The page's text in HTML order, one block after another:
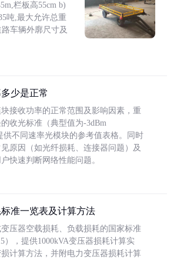
栏板高55cm b)
吨,最大允许总重
车辆外廓尺寸及
少是正常
接收功率的正常范围及影响因素，重
收光标准（典型值为-3dBm
供不同速率光模块的参考值表格。同时
原因（如光纤损耗、连接器问题）及
快速判断网络性能问题。
准一览表及计算方法
压器空载损耗、负载损耗的国家标准
），提供1000kVA变压器损耗计算实
计算方法，并附电力变压器损耗计算